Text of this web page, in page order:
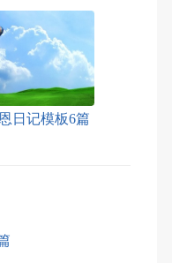
日记模板6篇